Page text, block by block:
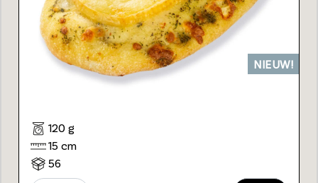
NIEUW!
120 g
15 cm
56